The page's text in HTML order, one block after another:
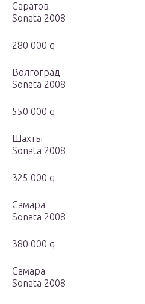
Саратов
Sonata 2008
280 000 q
Волгоград
Sonata 2008
550 000 q
Шахты
Sonata 2008
325 000 q
Самара
Sonata 2008
380 000 q
Самара
Sonata 2008